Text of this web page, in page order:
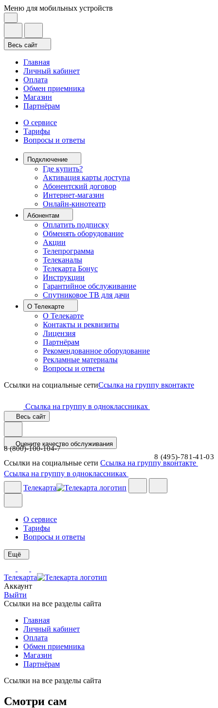
Меню для мобильных устройств
Весь сайт
Главная
Личный кабинет
Оплата
Обмен приемника
Магазин
Партнёрам
О сервисе
Тарифы
Вопросы и ответы
Подключение
Где купить?
Активация карты доступа
Абонентский договор
Интернет-магазин
Онлайн-кинотеатр
Абонентам
Оплатить подписку
Обменять оборудование
Акции
Телепрограмма
Телеканалы
Телекарта Бонус
Инструкции
Гарантийное обслуживание
Спутниковое ТВ для дачи
О Телекарте
О Телекарте
Контакты и реквизиты
Лицензия
Партнёрам
Рекомендованное оборудование
Рекламные материалы
Вопросы и ответы
Ссылки на социальные сетиСсылка на группу вконтакте
Ссылка на группу в одноклассниках
Весь сайт
Оцените качество обслуживания
8 (800)-100-104-7
8 (495)-781-41-03
Ссылки на социальные сети Ссылка на группу вконтакте
Ссылка на группу в одноклассниках
Телекарта
О сервисе
Тарифы
Вопросы и ответы
Ещё
Телекарта
Аккаунт
Выйти
Ссылки на все разделы сайта
Главная
Личный кабинет
Оплата
Обмен приемника
Магазин
Партнёрам
Ссылки на все разделы сайта
Смотри сам